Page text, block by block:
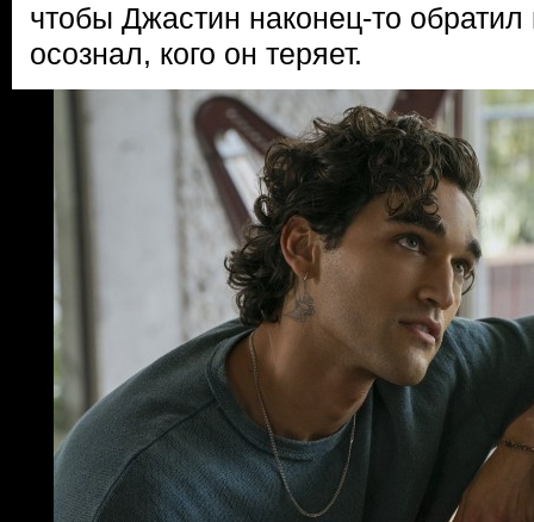
чтобы Джастин наконец-то
осознал, кого он теряет.